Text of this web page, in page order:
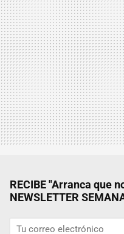
RECIBE "Arranca que
NEWSLETTER